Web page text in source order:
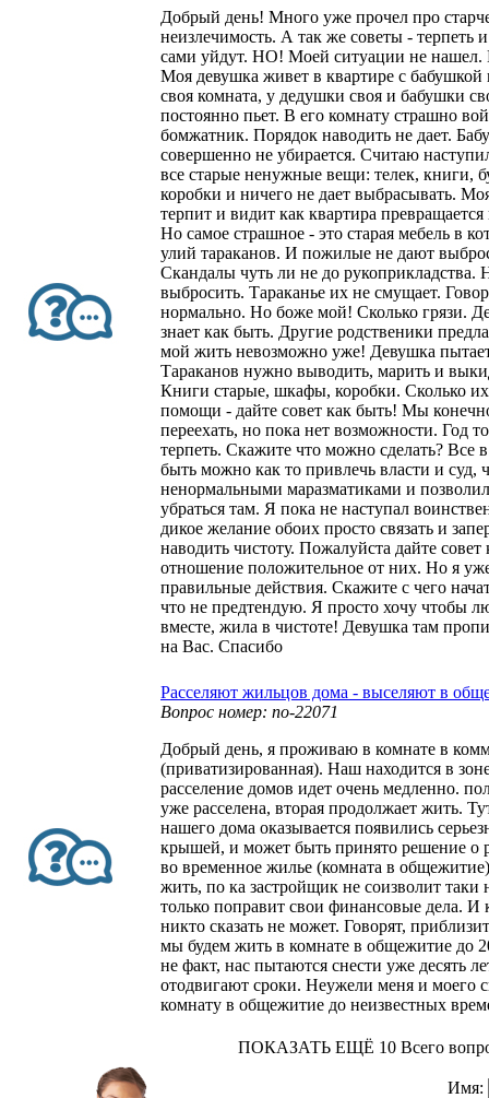
Добрый день! Много уже прочел про
неизлечимость. А так же советы - терпеть
сами уйдут. НО! Моей ситуации не нашел.
Моя девушка живет в квартире с
своя комната, у дедушки своя и бабушки
постоянно пьет. В его комнату страшно
бомжатник. Порядок наводить не дает.
совершенно не убирается. Считаю
все старые ненужные вещи: телек, книги,
коробки и ничего не дает выбрасывать.
терпит и видит как квартира
Но самое страшное - это старая мебель в
улий тараканов. И пожилые не дают
Скандалы чуть ли не до рукоприкладства.
выбросить. Тараканье их не смущает.
нормально. Но боже мой! Сколько грязи.
знает как быть. Другие родственики
мой жить невозможно уже! Девушка
Тараканов нужно выводить, марить и
Книги старые, шкафы, коробки. Сколько
помощи - дайте совет как быть! Мы
переехать, но пока нет возможности. Год
терпеть. Скажите что можно сделать? Все
быть можно как то привлечь власти и суд,
ненормальными маразматиками и
убраться там. Я пока не наступал
дикое желание обоих просто связать и
наводить чистоту. Пожалуйста дайте
отношение положительное от них. Но я
правильные действия. Скажите с чего
что не предтендую. Я просто хочу чтобы
вместе, жила в чистоте! Девушка там
на Вас. Спасибо
Расселяют жильцов дома - выселяют в
Вопрос номер: no-22071
Добрый день, я проживаю в комнате в
(приватизированная). Наш находится в
расселение домов идет очень медленно.
уже расселена, вторая продолжает жить.
нашего дома оказывается появились
крышей, и может быть принято решение о
во временное жилье (комната в
жить, по ка застройщик не соизволит таки
только поправит свои финансовые дела. И
никто сказать не может. Говорят,
мы будем жить в комнате в общежитие до
не факт, нас пытаются снести уже десять
отодвигают сроки. Неужели меня и моего
комнату в общежитие до неизвестных
ПОКАЗАТЬ ЕЩЁ 10 Всего
Имя: